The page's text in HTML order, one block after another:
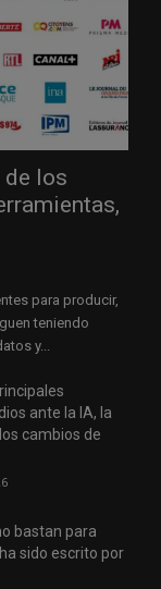
de los
para producir,
teniendo
y...
ante la IA, la
cambios de
bastan para
sido escrito por